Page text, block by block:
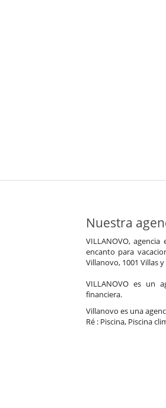
Nuestra
VILLANOVO,
encanto para
Villanovo, 1001 Villas
VILLANOVO es un
financiera.
Villanovo es una
Ré : Piscina, Piscina